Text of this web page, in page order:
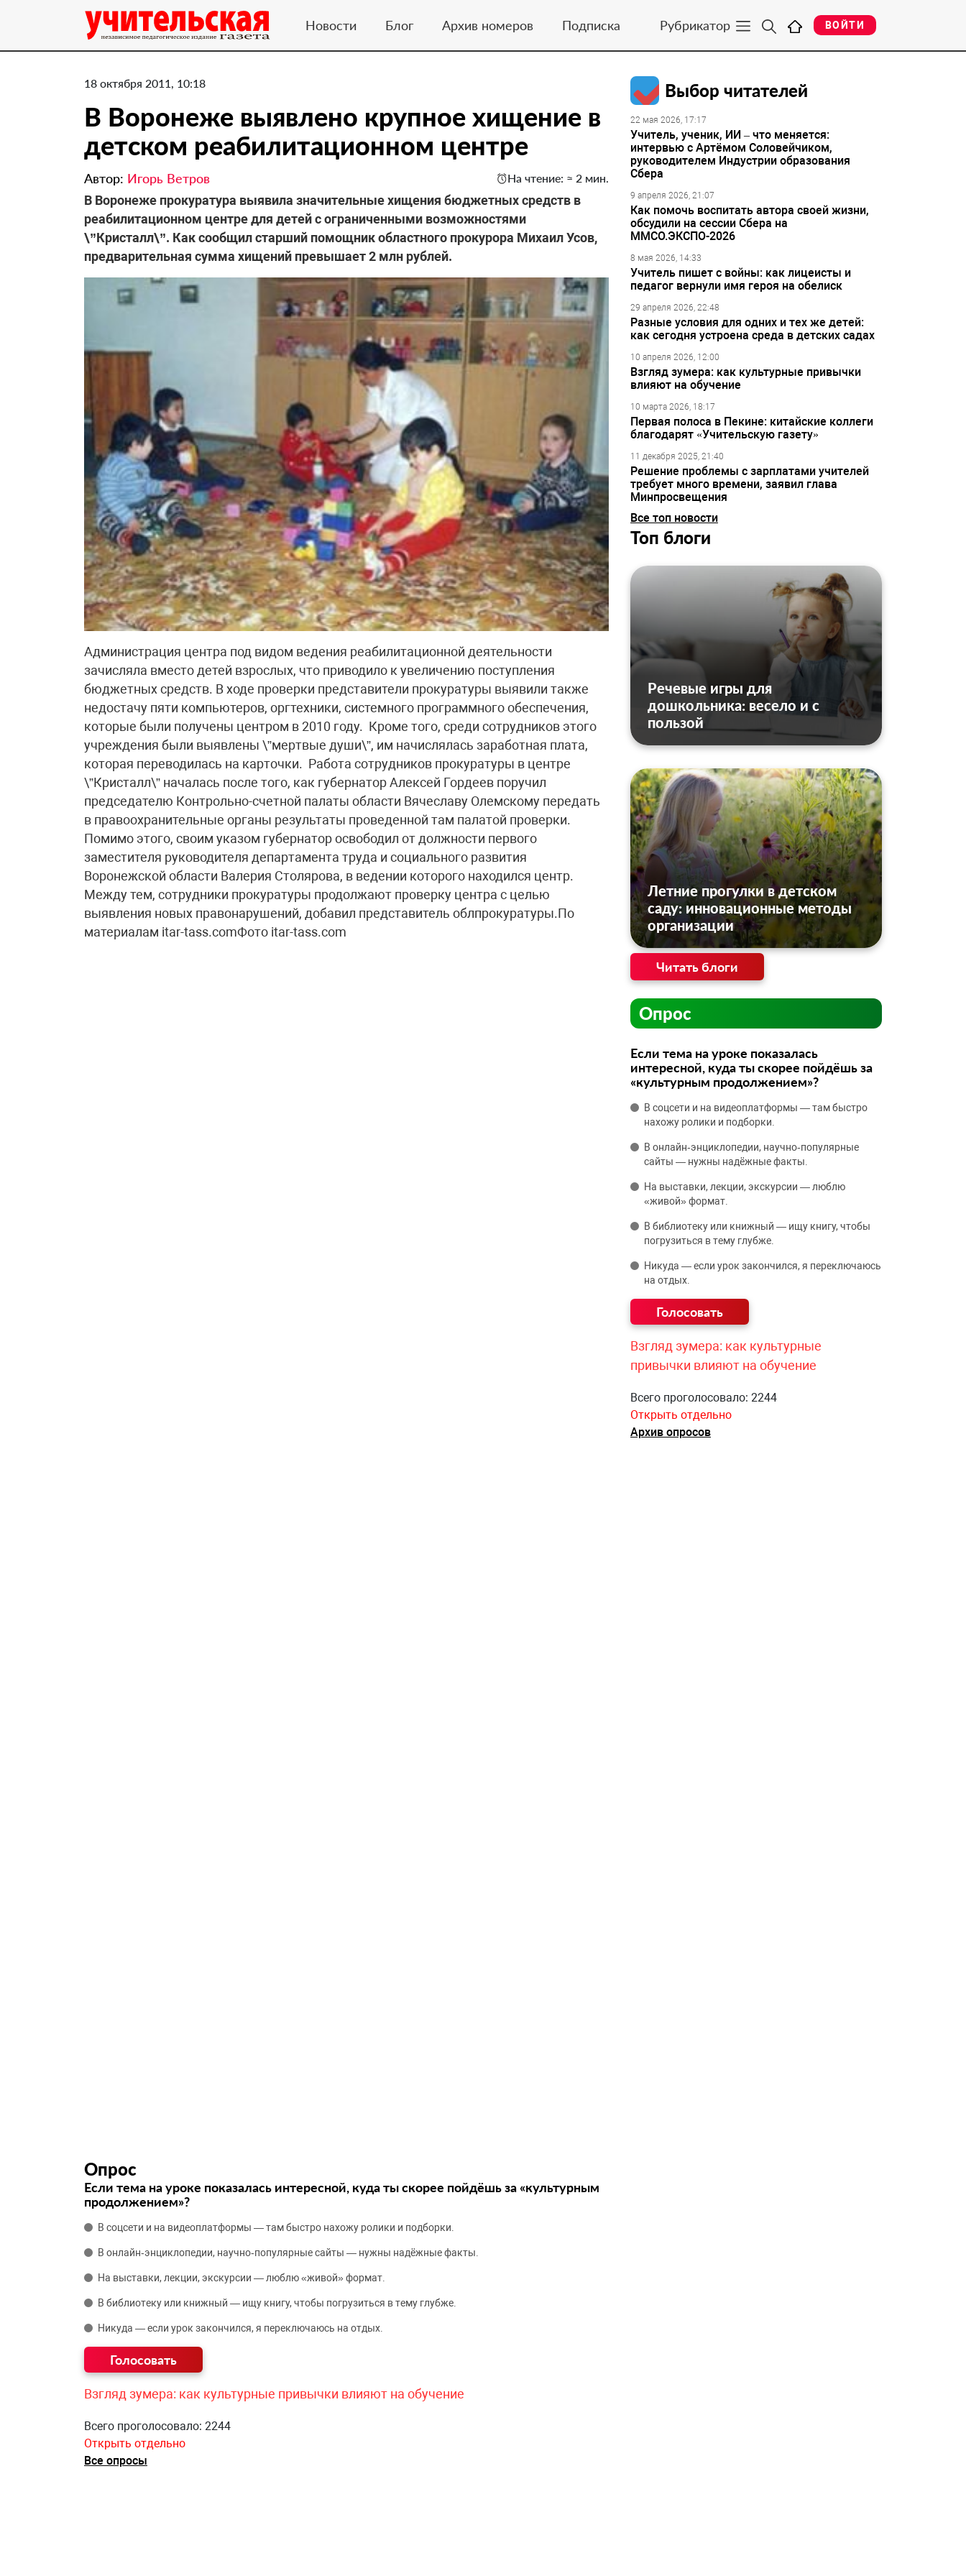
Новости Блог Архив номеров Подписка Рубрикатор ВОЙТИ
18 октября 2011, 10:18
В Воронеже выявлено крупное хищение в
детском реабилитационном центре
Автор: Игорь Ветров На чтение: ≈ 2 мин.
​В Воронеже прокуратура выявила значительные хищения бюджетных средств в
реабилитационном центре для детей с ограниченными возможностями
\”Кристалл\”. Как сообщил старший помощник областного прокурора Михаил Усов,
предварительная сумма хищений превышает 2 млн рублей.
Администрация центра под видом ведения реабилитационной деятельности
зачисляла вместо детей взрослых, что приводило к увеличению поступления
бюджетных средств. В ходе проверки представители прокуратуры выявили также
недостачу пяти компьютеров, оргтехники, системного программного обеспечения,
которые были получены центром в 2010 году. Кроме того, среди сотрудников этого
учреждения были выявлены \”мертвые души\”, им начислялась заработная плата,
которая переводилась на карточки. Работа сотрудников прокуратуры в центре
\”Кристалл\” началась после того, как губернатор Алексей Гордеев поручил
председателю Контрольно-счетной палаты области Вячеславу Олемскому передать
в правоохранительные органы результаты проведенной там палатой проверки.
Помимо этого, своим указом губернатор освободил от должности первого
заместителя руководителя департамента труда и социального развития
Воронежской области Валерия Столярова, в ведении которого находился центр.
Между тем, сотрудники прокуратуры продолжают проверку центра с целью
выявления новых правонарушений, добавил представитель облпрокуратуры.По
материалам itar-tass.comФото itar-tass.com
Опрос
Если тема на уроке показалась интересной, куда ты скорее пойдёшь за «культурным
продолжением»?
В соцсети и на видеоплатформы — там быстро нахожу ролики и подборки.
В онлайн‑энциклопедии, научно‑популярные сайты — нужны надёжные факты.
На выставки, лекции, экскурсии — люблю «живой» формат.
В библиотеку или книжный — ищу книгу, чтобы погрузиться в тему глубже.
Никуда — если урок закончился, я переключаюсь на отдых.
Взгляд зумера: как культурные привычки влияют на обучение
Всего проголосовало: 2244
Открыть отдельно
Все опросы
Выбор читателей
22 мая 2026, 17:17
Учитель, ученик, ИИ – что меняется:
интервью с Артёмом Соловейчиком,
руководителем Индустрии образования
Сбера
9 апреля 2026, 21:07
Как помочь воспитать автора своей жизни,
обсудили на сессии Сбера на
ММСО.ЭКСПО-2026
8 мая 2026, 14:33
Учитель пишет с войны: как лицеисты и
педагог вернули имя героя на обелиск
29 апреля 2026, 22:48
Разные условия для одних и тех же детей:
как сегодня устроена среда в детских садах
10 апреля 2026, 12:00
Взгляд зумера: как культурные привычки
влияют на обучение
10 марта 2026, 18:17
Первая полоса в Пекине: китайские коллеги
благодарят «Учительскую газету»
11 декабря 2025, 21:40
Решение проблемы с зарплатами учителей
требует много времени, заявил глава
Минпросвещения
Все топ новости
Топ блоги
Речевые игры для
дошкольника: весело и с
пользой
Летние прогулки в детском
саду: инновационные методы
организации
Читать блоги
Опрос
Если тема на уроке показалась
интересной, куда ты скорее пойдёшь за
«культурным продолжением»?
В соцсети и на видеоплатформы — там быстро
нахожу ролики и подборки.
В онлайн‑энциклопедии, научно‑популярные
сайты — нужны надёжные факты.
На выставки, лекции, экскурсии — люблю
«живой» формат.
В библиотеку или книжный — ищу книгу, чтобы
погрузиться в тему глубже.
Никуда — если урок закончился, я переключаюсь
на отдых.
Взгляд зумера: как культурные
привычки влияют на обучение
Всего проголосовало: 2244
Открыть отдельно
Архив опросов